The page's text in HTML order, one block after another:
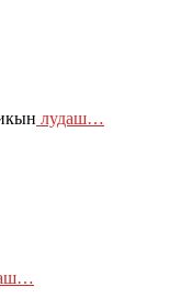
лудаш…